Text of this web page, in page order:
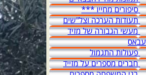
סיפורים מחייו ***
תעודות הערכה וצל"שים
מעשי הגבורה של מזיד
עבאס
פעולות התגמול
חברים מספרים על מזייד